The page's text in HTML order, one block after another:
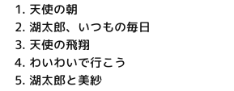
1. 天使の朝
2. 湖太郎、いつもの毎日
3. 天使の飛翔
4. わいわいで行こう
5. 湖太郎と美紗